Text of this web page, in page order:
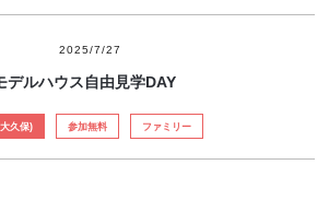
2025/7/27
デルハウス自由見学DAY
久保) 参加無料 ファミリー